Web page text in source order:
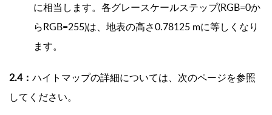
に相当します。各グレースケールステップ(RGB=0か
らRGB=255)は、地表の高さ0.78125 mに等しくなり
ます。
2.4： ハイトマップの詳細については、次のページを参照
してください。